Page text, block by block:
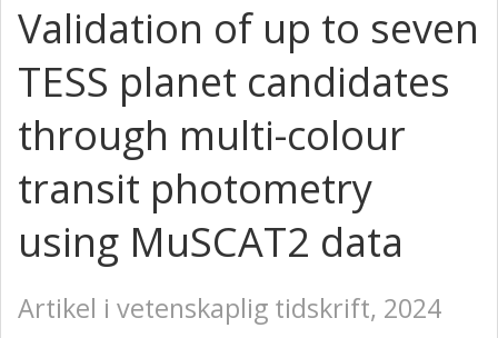
Validation of up to seven
TESS planet candidates
through multi-colour
transit photometry
using MuSCAT2 data
Artikel i vetenskaplig tidskrift, 2024